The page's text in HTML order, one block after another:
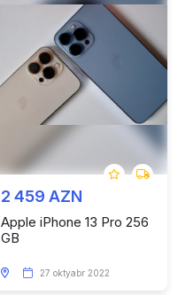
2 459 AZN
Apple iPhone 13 Pro 256
GB
27 oktyabr 2022